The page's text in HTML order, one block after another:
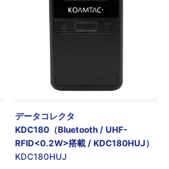
データコレクタ
KDC180（Bluetooth / UHF-
RFID<0.2W>搭載 / KDC180HUJ）
KDC180HUJ